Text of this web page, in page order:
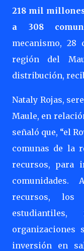
218 mil
a 308
mecanismo, 28
región del
distribución,
Nataly Rojas,
Maule, en
señaló que, “el
comunas de la
recursos, para
recursos, los
organizaciones
inversión en